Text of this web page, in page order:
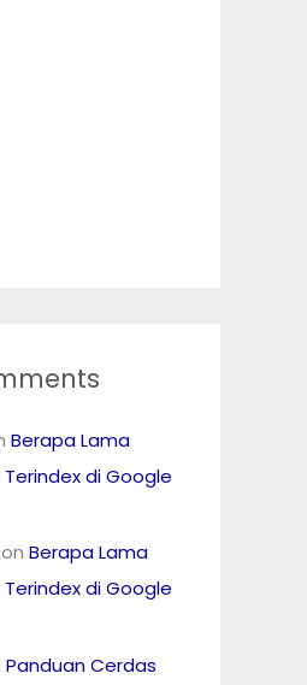
Berapa Lama
di Google
on Berapa Lama
di Google
Panduan Cerdas